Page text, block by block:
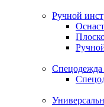
Ручной
Спецодежда